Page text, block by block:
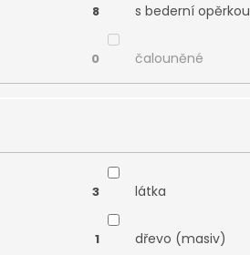
8 s bederní opěrkou
0 čalouněné
3 látka
1 dřevo (masiv)